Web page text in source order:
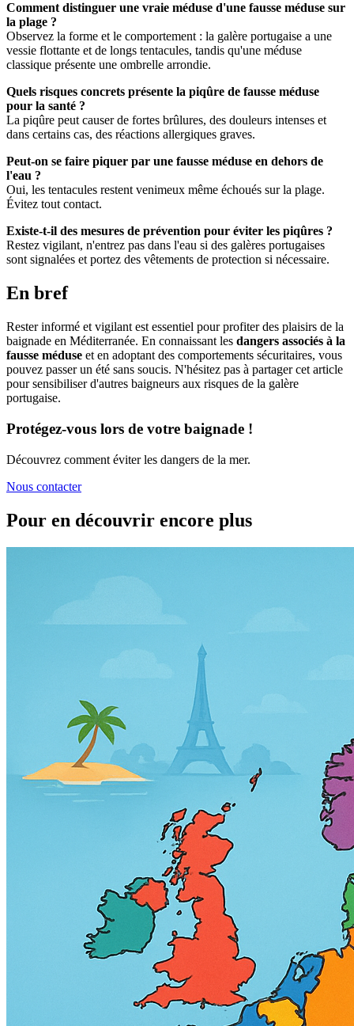
Comment distinguer une vraie méduse d'une fausse méduse sur
la plage ?
Observez la forme et le comportement : la galère portugaise a une
vessie flottante et de longs tentacules, tandis qu'une méduse
classique présente une ombrelle arrondie.
Quels risques concrets présente la piqûre de fausse méduse
pour la santé ?
La piqûre peut causer de fortes brûlures, des douleurs intenses et
dans certains cas, des réactions allergiques graves.
Peut-on se faire piquer par une fausse méduse en dehors de
l'eau ?
Oui, les tentacules restent venimeux même échoués sur la plage.
Évitez tout contact.
Existe-t-il des mesures de prévention pour éviter les piqûres ?
Restez vigilant, n'entrez pas dans l'eau si des galères portugaises
sont signalées et portez des vêtements de protection si nécessaire.
En bref
Rester informé et vigilant est essentiel pour profiter des plaisirs de la
baignade en Méditerranée. En connaissant les dangers associés à la
fausse méduse et en adoptant des comportements sécuritaires, vous
pouvez passer un été sans soucis. N'hésitez pas à partager cet article
pour sensibiliser d'autres baigneurs aux risques de la galère
portugaise.
Protégez-vous lors de votre baignade !
Découvrez comment éviter les dangers de la mer.
Nous contacter
Pour en découvrir encore plus